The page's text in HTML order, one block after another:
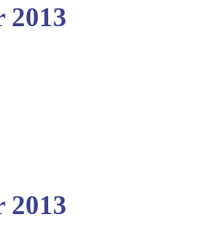
2013
2013